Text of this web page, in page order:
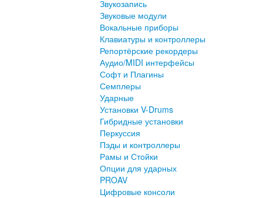
Звукозапись
Звуковые модули
Вокальные приборы
Клавиатуры и контроллеры
Репортёрские рекордеры
Аудио/MIDI интерфейсы
Софт и Плагины
Семплеры
Ударные
Установки V-Drums
Гибридные установки
Перкуссия
Пэды и контроллеры
Рамы и Стойки
Опции для ударных
PROAV
Цифровые консоли